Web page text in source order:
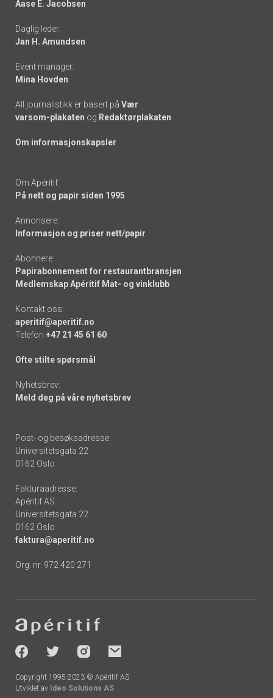
-
links
Aase E. Jacobsen
Daglig leder:
Jan H. Amundsen
Event manager:
Mina Hovden
All journalistikk er basert på Vær
varsom-plakaten og Redaktørplakaten
Om informasjonskapsler
Om Apéritif:
På nett og papir siden 1995
Annonsere:
Informasjon og priser nett/papir
Abonnere:
Papirabonnement for restaurantbransjen
Medlemskap Apéritif Mat- og vinklubb
Kontakt oss:
aperitif@aperitif.no
Telefon +47 21 45 61 60
Ofte stilte spørsmål
Nyhetsbrev:
Meld deg på våre nyhetsbrev
Post- og besøksadresse:
Universitetsgata 22
0162 Oslo
Fakturaadresse:
Apéritif AS
Universitetsgata 22
0162 Oslo
faktura@aperitif.no
Org. nr. 972 420 271
-
socials
Copyright 1995-2023 © Apéritif AS
Utviklet av Ideo Solutions AS